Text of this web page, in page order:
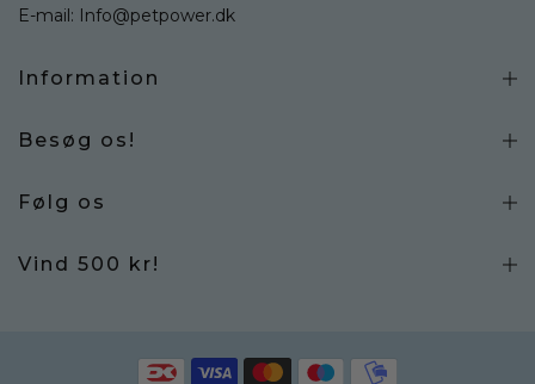
E-mail: Info@petpower.dk
Information
Besøg os!
Følg os
Vind 500 kr!